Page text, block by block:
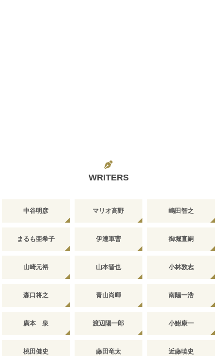
WRITERS
中谷明彦 マリオ高野 嶋田智之
まるも亜希子 伊達軍曹 御堀直嗣
山崎元裕 山本晋也 小林敦志
森口将之 青山尚暉 南陽一浩
廣本 泉 渡辺陽一郎 小鮒康一
桃田健史 藤田竜太 近藤暁史